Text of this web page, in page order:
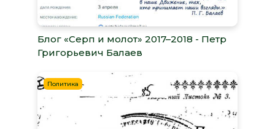
Блог «Серп и молот» 2017–2018 - Петр
Григорьевич Балаев
Политика